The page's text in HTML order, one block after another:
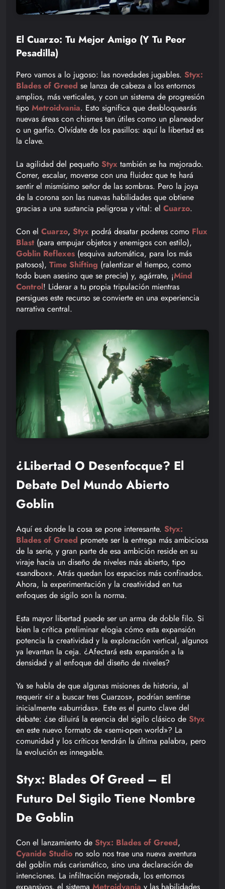
El Cuarzo: Tu Mejor Amigo (y Tu Peor
Pesadilla)
Pero vamos a lo jugoso: las novedades jugables. Styx:
Blades of Greed se lanza de cabeza a los entornos
amplios, más verticales, y con un sistema de progresión
tipo Metroidvania. Esto significa que desbloquearás
nuevas áreas con chismes tan útiles como un planeador
o un garfio. Olvídate de los pasillos: aquí la libertad es
la clave.
La agilidad del pequeño Styx también se ha mejorado.
Correr, escalar, moverse con una fluidez que te hará
sentir el mismísimo señor de las sombras. Pero la joya
de la corona son las nuevas habilidades que obtiene
gracias a una sustancia peligrosa y vital: el Cuarzo.
Con el Cuarzo, Styx podrá desatar poderes como Flux
Blast (para empujar objetos y enemigos con estilo),
Goblin Reflexes (esquiva automática, para los más
patosos), Time Shifting (ralentizar el tiempo, como
todo buen asesino que se precie) y, agárrate, ¡Mind
Control! Liderar a tu propia tripulación mientras
persigues este recurso se convierte en una experiencia
narrativa central.
¿Libertad O Desenfocque? El
Debate Del Mundo Abierto
Goblin
Aquí es donde la cosa se pone interesante. Styx:
Blades of Greed promete ser la entrega más ambiciosa
de la serie, y gran parte de esa ambición reside en su
viraje hacia un diseño de niveles más abierto, tipo
«sandbox». Atrás quedan los espacios más confinados.
Ahora, la experimentación y la creatividad en tus
enfoques de sigilo son la norma.
Esta mayor libertad puede ser un arma de doble filo. Si
bien la crítica preliminar elogia cómo esta expansión
potencia la creatividad y la exploración vertical, algunos
ya levantan la ceja. ¿Afectará esta expansión a la
densidad y al enfoque del diseño de niveles?
Ya se habla de que algunas misiones de historia, al
requerir «ir a buscar tres Cuarzos», podrían sentirse
inicialmente «aburridas». Este es el punto clave del
debate: ¿se diluirá la esencia del sigilo clásico de Styx
en este nuevo formato de «semi-open world»? La
comunidad y los críticos tendrán la última palabra, pero
la evolución es innegable.
Styx: Blades Of Greed – El
Futuro Del Sigilo Tiene Nombre
De Goblin
Con el lanzamiento de Styx: Blades of Greed,
Cyanide Studio no solo nos trae una nueva aventura
del goblin más carismático, sino una declaración de
intenciones. La infiltración mejorada, los entornos
expansivos, el sistema Metroidvania y las habilidades